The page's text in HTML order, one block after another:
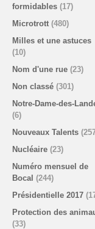
formidables (17)
Microtrott (480)
Milles et une astuces
(10)
Nom d'une rue (23)
Non classé (301)
Notre-Dame-des-
(6)
Nouveaux Talents
Nucléaire (23)
Numéro mensuel de
Bocal (244)
Présidentielle 2017
Protection des
(33)